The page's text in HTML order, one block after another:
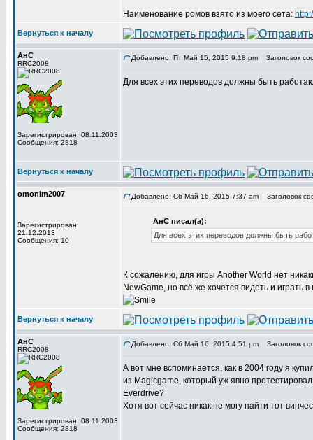
Наименование ромов взято из моего сета:
Вернуться к началу
АнС
RRC2008
Зарегистрирован: 08.11.2003
Сообщения: 2818
Добавлено: Пт Май 15, 2015 9:18 pm Заголовок
Для всех этих переводов должны быть
Вернуться к началу
omonim2007
Зарегистрирован:
21.12.2013
Сообщения: 10
Добавлено: Сб Май 16, 2015 7:37 am Заголовок
АнС писал(а):
Для всех этих переводов должны быть
К сожалению, для игры Another World нет
NewGame, но всё же хочется видеть и
Вернуться к началу
АнС
RRC2008
Зарегистрирован: 08.11.2003
Сообщения: 2818
Добавлено: Сб Май 16, 2015 4:51 pm Заголовок
А вот мне вспоминается, как в 2004 году я
из Magicgame, который уж явно
Everdrive?
Хотя вот сейчас никак не могу найти тот